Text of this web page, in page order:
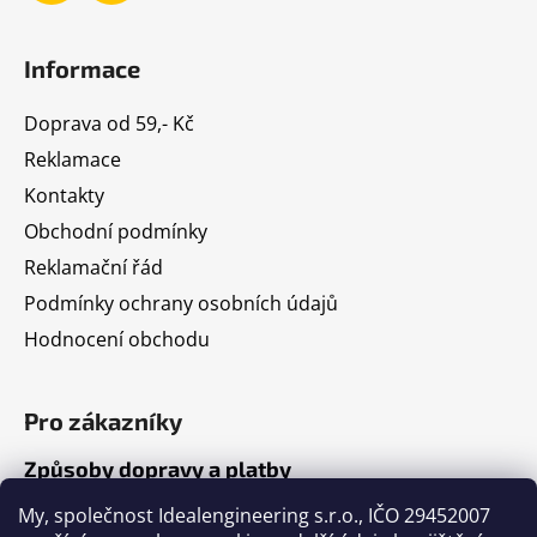
My, společnost Idealengineering s.r.o., IČO 29452007
Informace
Doprava od 59,- Kč
Reklamace
Kontakty
Obchodní podmínky
Reklamační řád
Podmínky ochrany osobních údajů
Hodnocení obchodu
Pro zákazníky
Způsoby dopravy a platby
Jak nakupovat